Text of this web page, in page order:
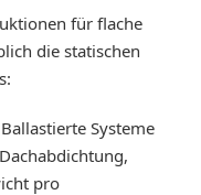
für flache
die statischen
Ballastierte Systeme
pro